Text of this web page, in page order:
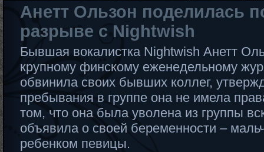
Анетт Ользон поделилась
разрыве с Nightwish
Бывшая вокалистка Nightwish Анетт
крупному финскому еженедельному
обвинила своих бывших коллег,
пребывания в группе она не имела
том, что она была уволена из группы
объявила о своей беременности –
ребенком певицы.